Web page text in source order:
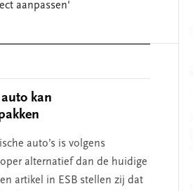
aanpassen'
kan
auto’s is volgens
alternatief dan de huidige
artikel in ESB stellen zij dat